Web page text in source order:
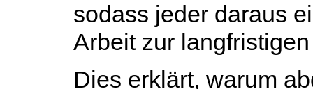
sodass jeder daraus
Arbeit zur
Dies erklärt, warum